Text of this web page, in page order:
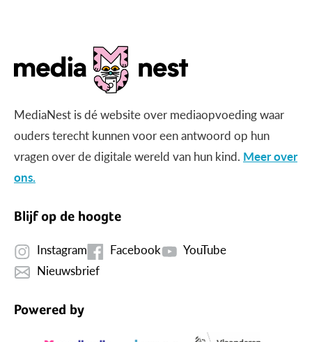
MediaNest is dé website over mediaopvoeding waar
ouders terecht kunnen voor een antwoord op hun
vragen over de digitale wereld van hun kind. Meer over
ons.
Blijf op de hoogte
Instagram Facebook
YouTube
Nieuwsbrief
Powered by